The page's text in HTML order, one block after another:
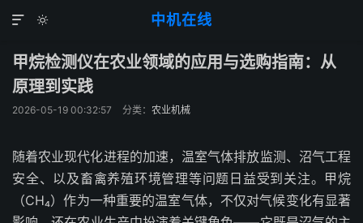
中机在线


甲烷检测仪在农业领域的应用与选购指南：从
原理到实践
2026-05-19 00:32:57 分类： 农业机械
随着农业现代化进程的加速，温室气体排放监测、沼气工程
安全、以及畜禽养殖环境管理等问题日益受到关注。甲烷
（CH₄）作为一种重要的温室气体，不仅对气候变化有显著